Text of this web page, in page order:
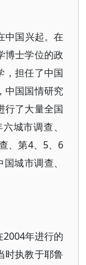
中国兴起。在
博士学位的政
担任了中国
中国国情研究
行了大量全国
城市调查、
、第4、5、6
城市调查、
年进行的
时执教于耶鲁